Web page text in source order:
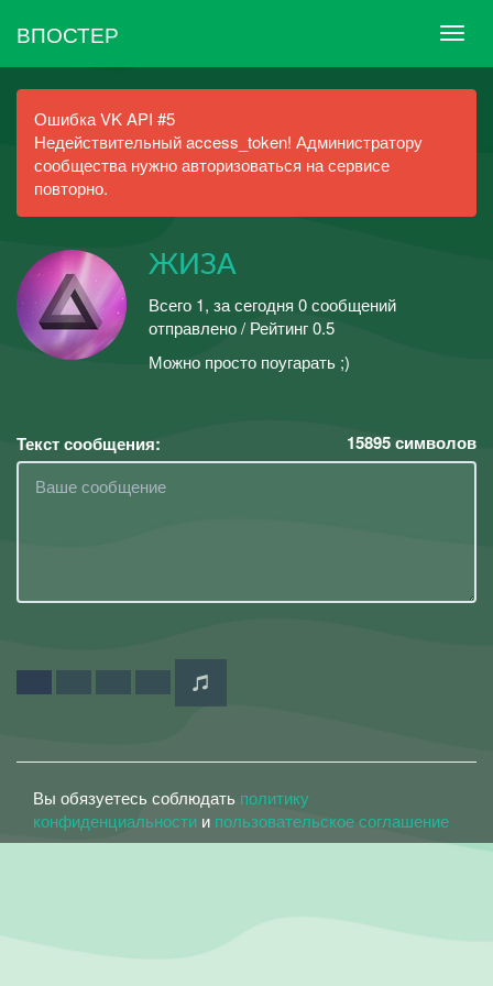
ВПОСТЕР
Ошибка VK API #5
Недействительный access_token! Администратору
сообщества нужно авторизоваться на сервисе
повторно.
ЖИЗА
Всего 1, за сегодня 0 сообщений
отправлено / Рейтинг 0.5
Можно просто поугарать ;)
Текст сообщения: 15895символов
Вы обязуетесь соблюдать политику
конфиденциальности и пользовательское соглашение